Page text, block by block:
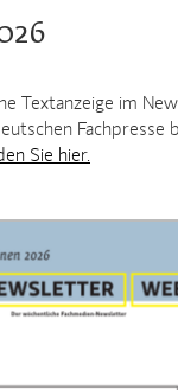
Textanzeige im
Fachpresse
Sie hier.